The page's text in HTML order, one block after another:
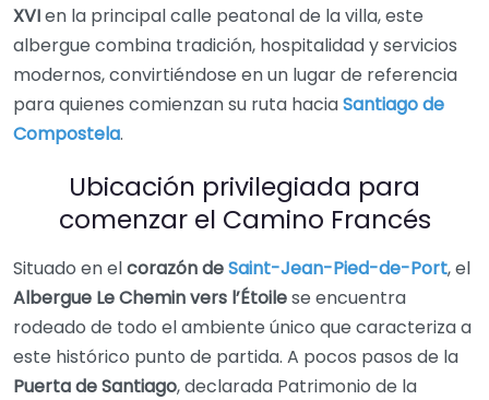
XVIen la principal calle peatonal de la villa, este
albergue combina tradición, hospitalidad y servicios
modernos, convirtiéndose en un lugar de referencia
para quienes comienzan su ruta haciaSantiago de
Compostela.
Ubicación privilegiada para
comenzar el Camino Francés
Situado en elcorazón deSaint-Jean-Pied-de-Port, el
Albergue Le Chemin vers l’Étoilese encuentra
rodeado de todo el ambiente único que caracteriza a
este histórico punto de partida. A pocos pasos de la
Puerta de Santiago, declarada Patrimonio de la